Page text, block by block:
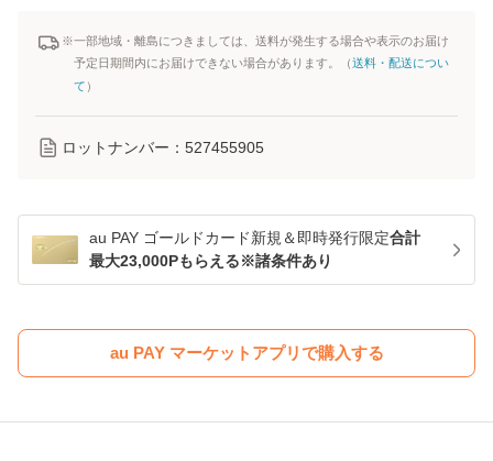
※一部地域・離島につきましては、送料が発生する場合や表示のお届け
予定日期間内にお届けできない場合があります。（送料・配送につい
て ）
ロットナンバー： 527455905
au PAY ゴールドカード新規＆即時発行限定合計
最大23,000Pもらえる※諸条件あり
au PAY マーケットアプリで購入する